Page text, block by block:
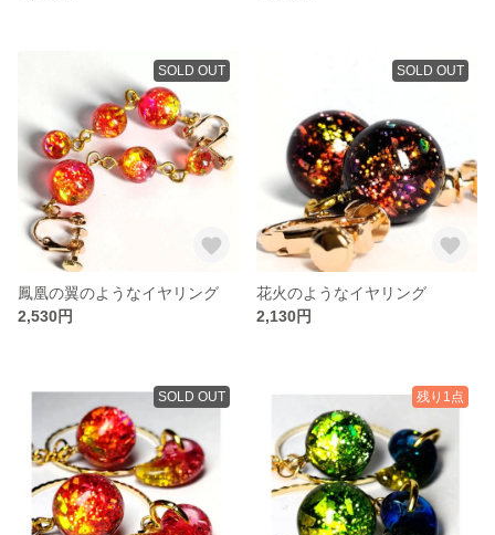
SOLD OUT
鳳凰の翼のようなイヤリング
2,530円
SOLD OUT
花火のようなイヤリング
2,130円
SOLD OUT 残り1点